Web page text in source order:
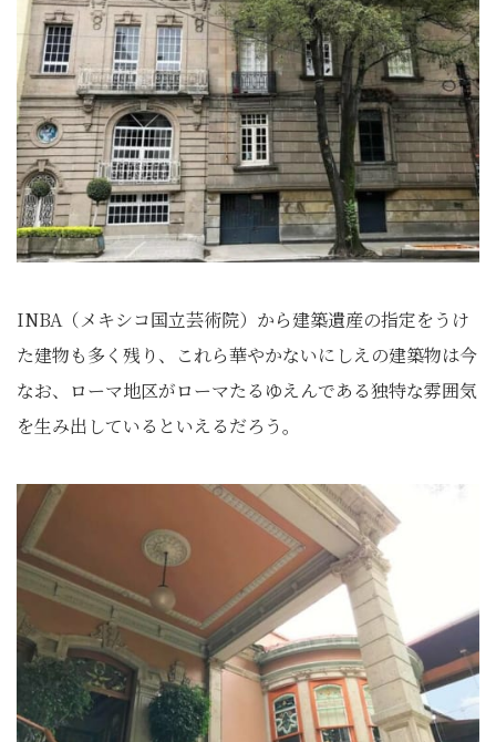
INBA（メキシコ国立芸術院）から建築遺産の指定をうけ
た建物も多く残り、これら華やかないにしえの建築物は今
なお、ローマ地区がローマたるゆえんである独特な雰囲気
を生み出しているといえるだろう。